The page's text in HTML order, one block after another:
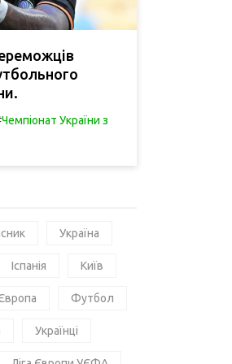
Чемпіонат України з
Україна
Іспанія Київ
Футбол
Українці